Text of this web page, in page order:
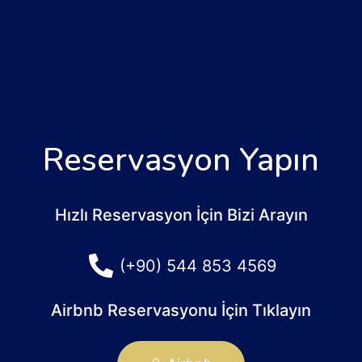
Reservasyon Yapın
Hızlı Reservasyon İçin Bizi Arayın
(+90) 544 853 4569
Airbnb Reservasyonu İçin Tıklayın